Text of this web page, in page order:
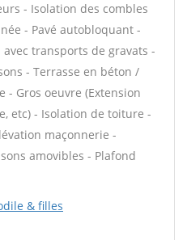
- Isolation des combles
- Pavé autobloquant -
transports de gravats -
- Terrasse en béton /
- Gros oeuvre (Extension
etc) - Isolation de toiture -
maçonnerie -
amovibles - Plafond
& filles